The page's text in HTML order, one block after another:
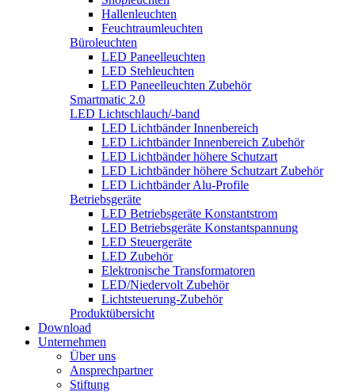
Hallenleuchten
Feuchtraumleuchten
Büroleuchten
LED Paneelleuchten
LED Stehleuchten
LED Paneelleuchten Zubehör
Smartmatic 2.0
LED Lichtschlauch/-band
LED Lichtbänder Innenbereich
LED Lichtbänder Innenbereich Zubehör
LED Lichtbänder höhere Schutzart
LED Lichtbänder höhere Schutzart Zubehör
LED Lichtbänder Alu-Profile
Betriebsgeräte
LED Betriebsgeräte Konstantstrom
LED Betriebsgeräte Konstantspannung
LED Steuergeräte
LED Zubehör
Elektronische Transformatoren
LED/Niedervolt Zubehör
Lichtsteuerung-Zubehör
Produktübersicht
Download
Unternehmen
Über uns
Ansprechpartner
Stiftung